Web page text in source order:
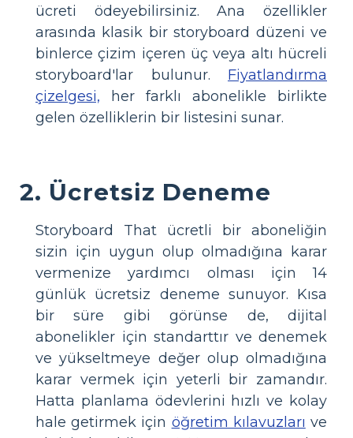
ücreti ödeyebilirsiniz. Ana özellikler
arasında klasik bir storyboard düzeni ve
binlerce çizim içeren üç veya altı hücreli
storyboard'lar bulunur. Fiyatlandırma
çizelgesi, her farklı abonelikle birlikte
gelen özelliklerin bir listesini sunar.
2. Ücretsiz Deneme
Storyboard That ücretli bir aboneliğin
sizin için uygun olup olmadığına karar
vermenize yardımcı olması için 14
günlük ücretsiz deneme sunuyor. Kısa
bir süre gibi görünse de, dijital
abonelikler için standarttır ve denemek
ve yükseltmeye değer olup olmadığına
karar vermek için yeterli bir zamandır.
Hatta planlama ödevlerini hızlı ve kolay
hale getirmek için öğretim kılavuzları ve